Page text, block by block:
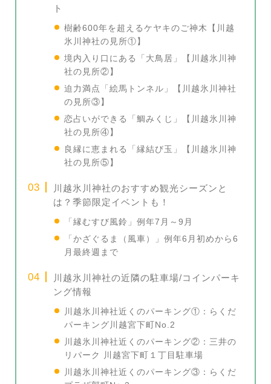
ト
樹齢600年を超えるケヤキのご神木【川越
氷川神社の見所①】
境内入り口にある「大鳥居」【川越氷川神
社の見所②】
迫力満点「絵馬トンネル」【川越氷川神社
の見所③】
恋占いができる「鯛みくじ」【川越氷川神
社の見所④】
良縁に恵まれる「縁結び玉」【川越氷川神
社の見所⑤】
川越氷川神社のおすすめ観光シーズンと
は？季節限定イベントも！
「縁むすび風鈴」例年7月～9月
「かざぐるま（風車）」例年6月初めから6
月最終週まで
川越氷川神社の近隣の駐車場/コインパーキ
ング情報
川越氷川神社近くのパーキング①：らくだ
パーキング川越宮下町No.2
川越氷川神社近くのパーキング②：三井の
リパーク 川越宮下町１丁目駐車場
川越氷川神社近くのパーキング③：らくだ